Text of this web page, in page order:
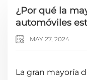
¿Por qué la
automóviles
MAY 27, 2024
La gran mayoría